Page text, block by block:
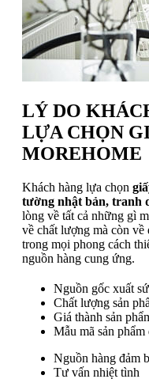
LÝ DO
LỰA CHỌN
MOREHOME
Khách hàng lựa chọn
tường nhật bản, tranh
lòng về tất cả những gì
về chất lượng mà còn
trong mọi phong cách
nguồn hàng cung ứng.
Nguồn gốc xuất
Chất lượng sản
Giá thành sản
Mẫu mã sản phẩm
Nguồn hàng đảm
Tư vấn nhiệt tình